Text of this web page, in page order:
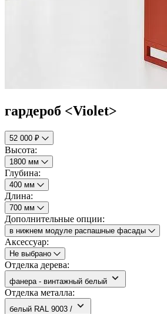
гардероб <Violet>
52 000 ₽
Высота:
1800 мм
Глубина:
400 мм
Длина:
700 мм
Дополнительные опции:
в нижнем модуле распашные фасады
Аксессуар:
Не выбрано
Отделка дерева:
фанера - винтажный белый
Отделка металла:
белый RAL 9003 /